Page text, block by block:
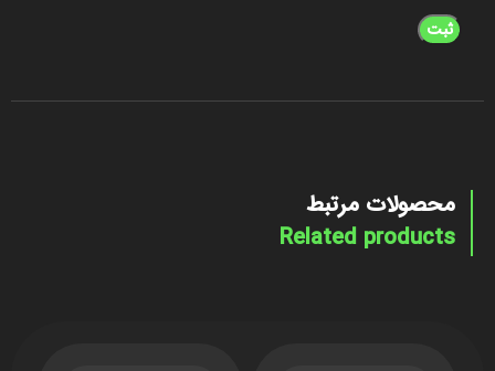
محصولات مرتبط
Related products